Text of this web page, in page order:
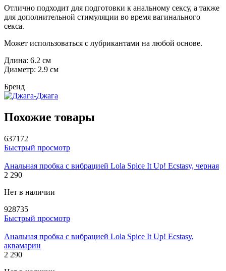
Отлично подходит для подготовки к анальному сексу, а также
для дополнительной стимуляции во время вагинального
секса.
Может использоваться с лубрикантами на любой основе.
Длина: 6.2 см
Диаметр: 2.9 см
Бренд
Похожие товары
637172
Быстрый просмотр
Анальная пробка с вибрацией Lola Spice It Up! Ecstasy, черная
2 290
Нет в наличии
928735
Быстрый просмотр
Анальная пробка с вибрацией Lola Spice It Up! Ecstasy,
аквамарин
2 290